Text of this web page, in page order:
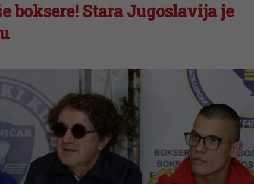
boksere! Stara Jugoslavija je